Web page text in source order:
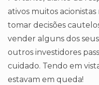
ativos muitos acionistas
tomar decisões
vender alguns dos
outros investidores
cuidado. Tendo em
estavam em queda!